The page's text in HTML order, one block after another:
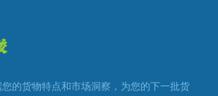
的货物特点和市场洞察，为您的下一批货